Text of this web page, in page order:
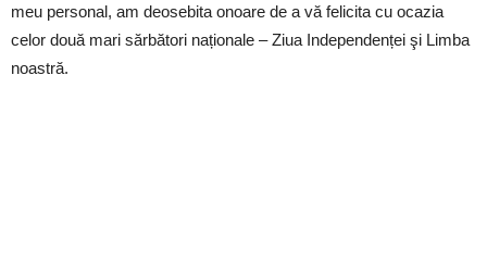
meu personal, am deosebita onoare de a vă felicita cu ocazia
celor două mari sărbători naționale – Ziua Independenței şi Limba
noastră.